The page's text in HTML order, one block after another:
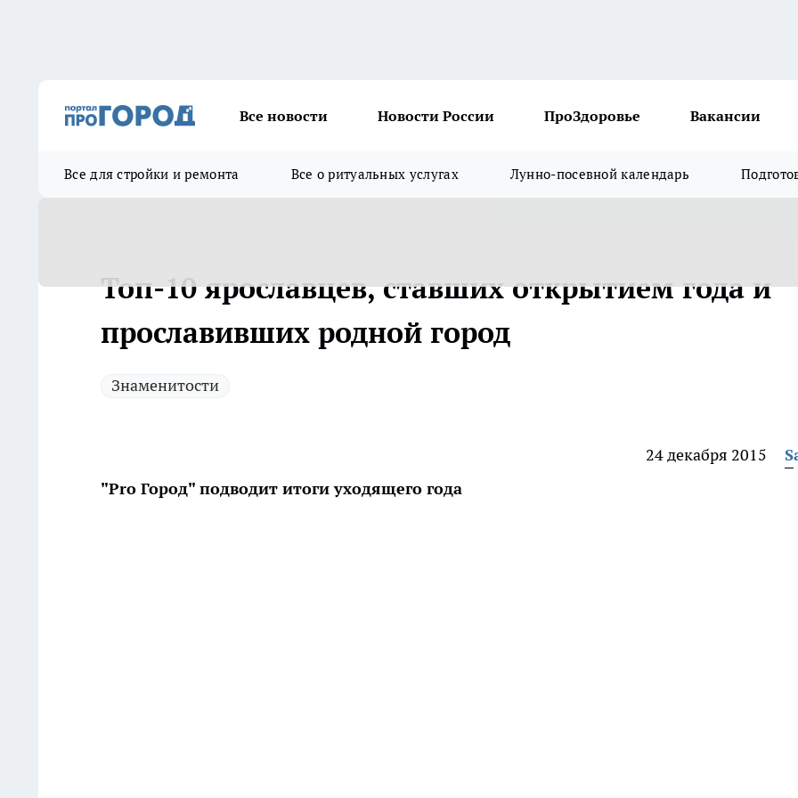
Все новости Новости России ПроЗдоровье Вакансии
Все для стройки и ремонта Все о ритуальных услугах Лунно-посевной календарь
Топ-10 ярославцев, ставших открытием года и
прославивших родной город
Знаменитости
24 декабря 2015
"Pro Город" подводит итоги уходящего года